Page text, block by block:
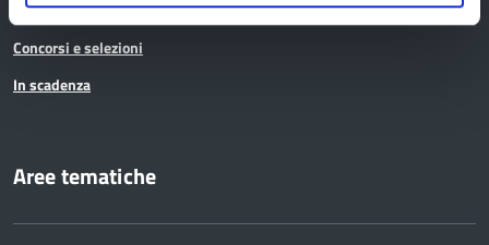
Avvisi pubblici
Concorsi e selezioni
In scadenza
Aree tematiche